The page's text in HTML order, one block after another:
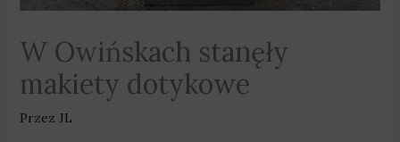
W Owińskach stanęły
makiety dotykowe
Przez JL